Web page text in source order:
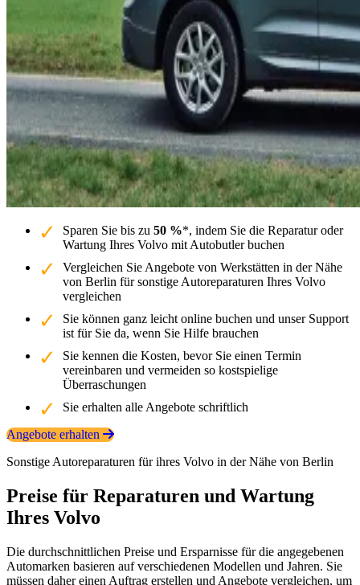
Sparen Sie bis zu 50 %*, indem Sie die Reparatur oder
Wartung Ihres Volvo mit Autobutler buchen
Vergleichen Sie Angebote von Werkstätten in der Nähe
von Berlin für sonstige Autoreparaturen Ihres Volvo
vergleichen
Sie können ganz leicht online buchen und unser Support
ist für Sie da, wenn Sie Hilfe brauchen
Sie kennen die Kosten, bevor Sie einen Termin
vereinbaren und vermeiden so kostspielige
Überraschungen
Sie erhalten alle Angebote schriftlich
Angebote erhalten
Sonstige Autoreparaturen für ihres Volvo in der Nähe von Berlin
Preise für Reparaturen und Wartung
Ihres Volvo
Die durchschnittlichen Preise und Ersparnisse für die angegebenen
Automarken basieren auf verschiedenen Modellen und Jahren. Sie
müssen daher einen Auftrag erstellen und Angebote vergleichen, um